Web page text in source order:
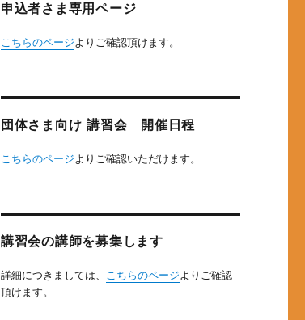
申込者さま専用ページ
こちらのページよりご確認頂けます。
団体さま向け 講習会 開催日程
こちらのページよりご確認いただけます。
講習会の講師を募集します
詳細につきましては、 こちらのページよりご確認
頂けます。